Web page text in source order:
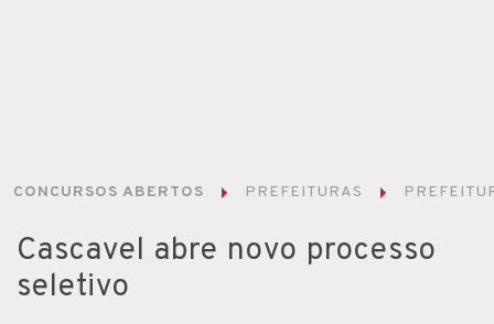
CONCURSOS ABERTOS PREFEITURAS
Cascavel abre novo processo
seletivo